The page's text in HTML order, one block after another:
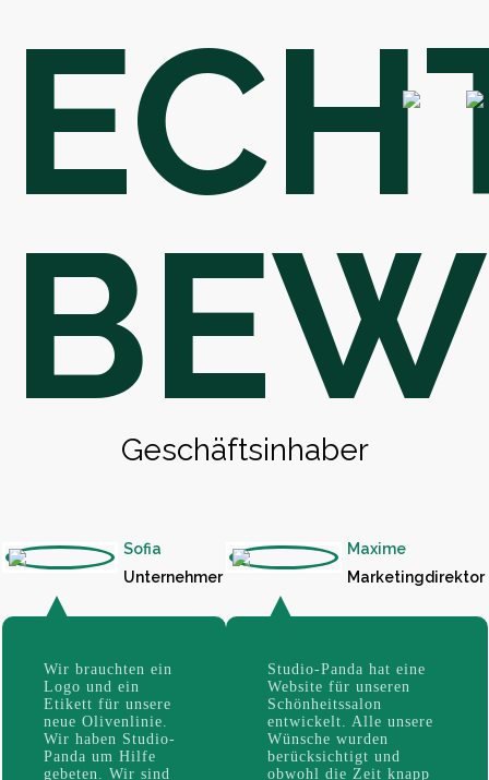
Geschäftsinhaber
Sofia
Unternehmer
Wir brauchten ein
Logo und ein
Etikett für unsere
neue Olivenlinie.
Wir haben Studio-
Panda um Hilfe
gebeten. Wir sind
Maxime
Marketingdirektor
Studio-Panda hat eine
Website für unseren
Schönheitssalon
entwickelt. Alle unsere
Wünsche wurden
berücksichtigt und
obwohl die Zeit knapp